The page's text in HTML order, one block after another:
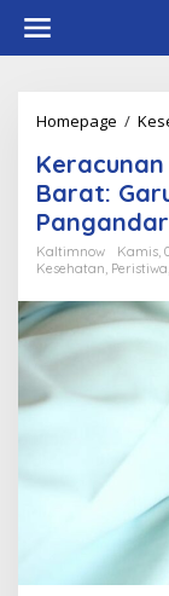
konten
Homepage /
Keracunan
Barat:
Kaltimnow
Kamis,
Kesehatan, Peristiwa